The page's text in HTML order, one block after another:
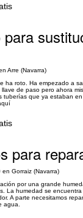
para
Arre (Navarra)
ha roto. Ha empezado a
de paso pero ahora
tuberías que ya estaban
para
Gorraiz (Navarra)
por una grande
La humedad se
A parte necesitamos
agua.